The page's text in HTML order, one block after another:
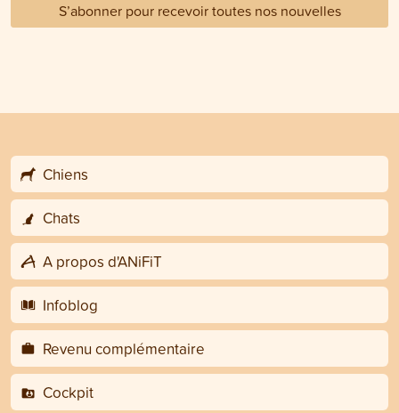
S’abonner pour recevoir toutes nos nouvelles
Chiens
Chats
A propos d'ANiFiT
Infoblog
Revenu complémentaire
Cockpit